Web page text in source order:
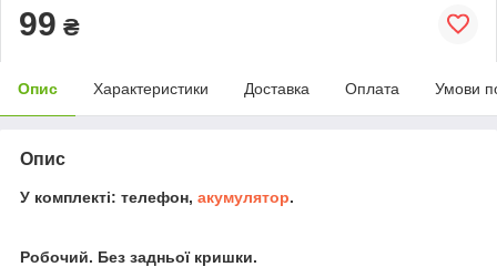
99 ₴
Опис Характеристики Доставка Оплата Умови
Опис
У комплекті: телефон, акумулятор.
Робочий. Без задньої кришки.